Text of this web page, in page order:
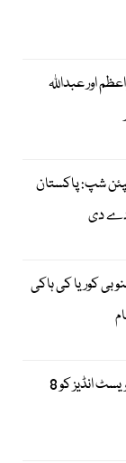
اور عبداللہ
شپ: پاکستان
کوریا کی ہاکی
دوسرا ٹیسٹ میچ: پاکستان نے ویسٹ انڈیز کو 8